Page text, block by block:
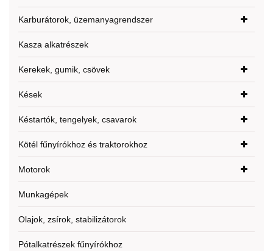
Karburátorok, üzemanyagrendszer
Kasza alkatrészek
Kerekek, gumik, csövek
Kések
Késtartók, tengelyek, csavarok
Kötél fűnyírókhoz és traktorokhoz
Motorok
Munkagépek
Olajok, zsírok, stabilizátorok
Pótalkatrészek fűnyírókhoz